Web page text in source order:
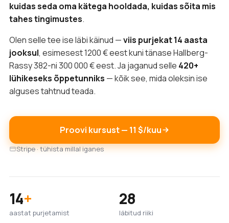
kuidas seda oma kätega hooldada, kuidas sõita mis
tahes tingimustes.
Olen selle tee ise läbi käinud —viis purjekat 14 aasta
jooksul, esimesest 1200 € eest kuni tänase Hallberg-
Rassy 382-ni 300 000 € eest. Ja jaganud selle 420+
lühikeseks õppetunniks — kõik see, mida oleksin ise
alguses tahtnud teada.
Proovi kursust — 11 $/kuu
Stripe · tühista millal iganes
14+
aastat purjetamist
28
läbitud riiki